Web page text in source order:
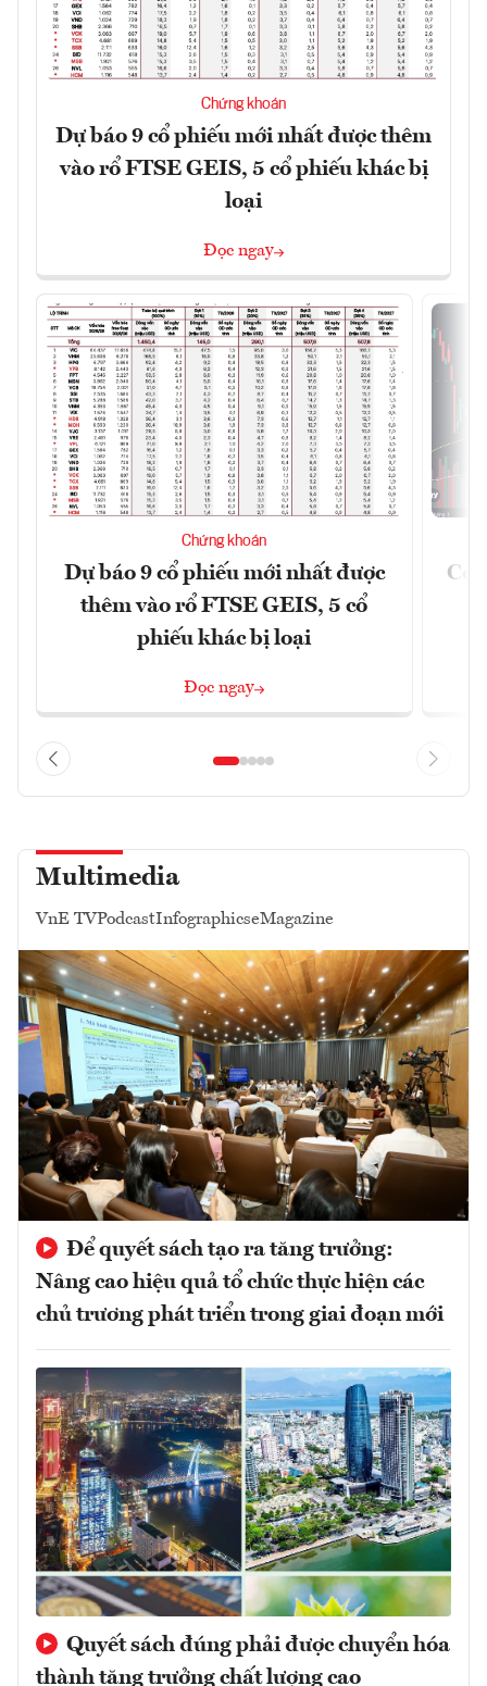
Chứng khoán
Dự báo 9 cổ phiếu mới nhất được thêm
vào rổ FTSE GEIS, 5 cổ phiếu khác bị
loại
Đọc ngay
Chứng khoán
Dự báo 9 cổ phiếu mới nhất được
thêm vào rổ FTSE GEIS, 5 cổ
phiếu khác bị loại
Đọc ngay
Có
Multimedia
VnE TVPodcastInfographicseMagazine
Để quyết sách tạo ra tăng trưởng:
Nâng cao hiệu quả tổ chức thực hiện các
chủ trương phát triển trong giai đoạn mới
Quyết sách đúng phải được chuyển hóa
thành tăng trưởng chất lượng cao